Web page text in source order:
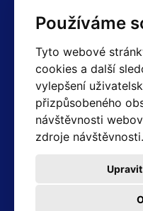
Používáme
Tyto webové
cookies a další
vylepšení
přizpůsobeného
návštěvnosti
zdroje návštěvnosti.
+420 603 357 606
Fakturační a expediční
+420 605 259 759 (Po–Pá:
Technické oddělení
+420 603 355 085 (Po–Pá:
servis@hotair.cz
Platba jen v hotovosti